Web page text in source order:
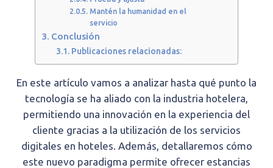
Mantén la humanidad en el
servicio
Conclusión
Publicaciones relacionadas:
En este artículo vamos a analizar hasta qué punto la
tecnología se ha aliado con la industria hotelera,
permitiendo una innovación en la experiencia del
cliente gracias a la utilización de los servicios
digitales en hoteles. Además, detallaremos cómo
este nuevo paradigma permite ofrecer estancias